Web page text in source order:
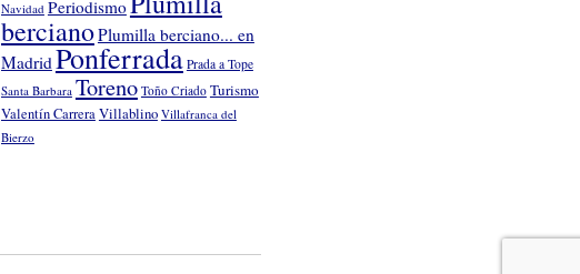
Navidad Periodismo
bercianoPlumilla berciano... en
MadridPonferrada Prada a Tope
Santa Barbara Toreno Toño Criado Turismo
Valentín CarreraVillablino Villafranca del
Bierzo